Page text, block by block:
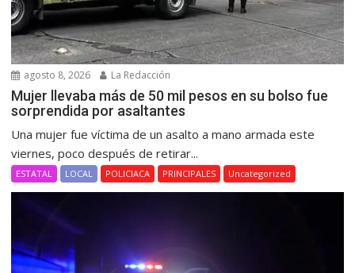
agosto 8, 2026 La Redacción
Mujer llevaba más de 50 mil pesos en su bolso fue
sorprendida por asaltantes
Una mujer fue víctima de un asalto a mano armada este
viernes, poco después de retirar...
ESTATAL LOCAL POLICIACA PRINCIPALES Uncategorized